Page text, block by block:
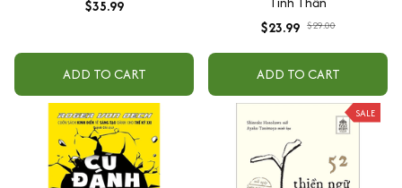
$35.99
ADD TO CART
$23.99 $29.00
ADD TO CART
SALE